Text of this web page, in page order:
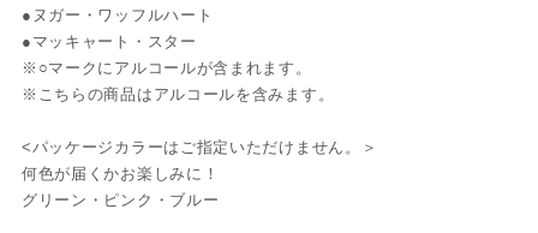
●ヌガー・ワッフルハート
●マッキャート・スター
※○マークにアルコールが含まれます。
※こちらの商品はアルコールを含みます。
<パッケージカラーはご指定いただけません。＞
何色が届くかお楽しみに！
グリーン・ピンク・ブルー